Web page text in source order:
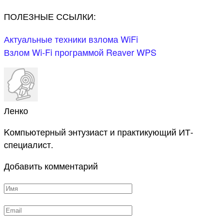
ПОЛЕЗНЫЕ ССЫЛКИ:
Актуальные техники взлома WiFi
Взлом Wi-Fi программой Reaver WPS
Ленко
Kомпьютерный энтузиаст и практикующий ИТ-
специалист.
Добавить комментарий
Имя
Email